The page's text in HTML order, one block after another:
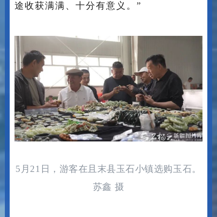
途收获满满、十分有意义。”
5月21日，游客在且末县玉石小镇选购玉石。
苏鑫 摄